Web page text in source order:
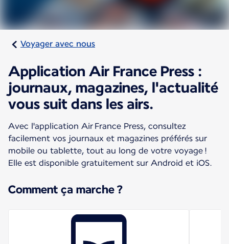
Voyager avec nous
Application Air France Press :
journaux, magazines, l'actualité
vous suit dans les airs.
Avec l'application Air France Press, consultez
facilement vos journaux et magazines préférés sur
mobile ou tablette, tout au long de votre voyage !
Elle est disponible gratuitement sur Android et iOS.
Comment ça marche ?